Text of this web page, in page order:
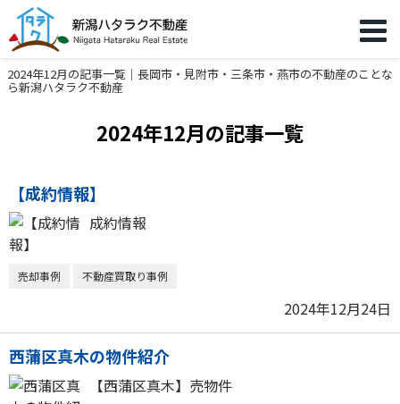
2024年12月の記事一覧｜長岡市・見附市・三条市・燕市の不動産のことな
ら新潟ハタラク不動産
2024年12月の記事一覧
【成約情報】
成約情報
売却事例 不動産買取り事例
2024年12月24日
西蒲区真木の物件紹介
【西蒲区真木】売物件